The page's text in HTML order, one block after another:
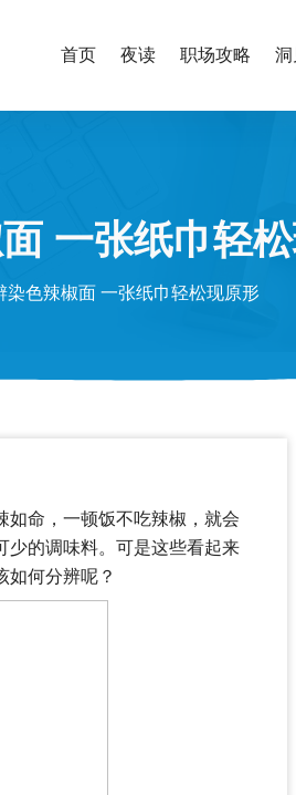
首页 夜读 职场攻略
一张纸巾轻
染色辣椒面 一张纸巾轻松现原形
如命，一顿饭不吃辣椒，就会
少的调味料。可是这些看起来
如何分辨呢？